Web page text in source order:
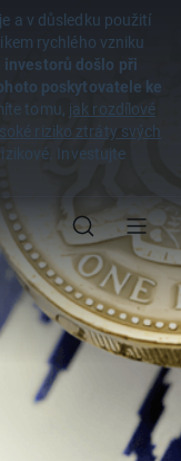
a v důsledku použití
rychlého vzniku
investorů došlo při
poskytovatele ke
tomu, jak rozdílové
riziko ztráty svých
Investujte